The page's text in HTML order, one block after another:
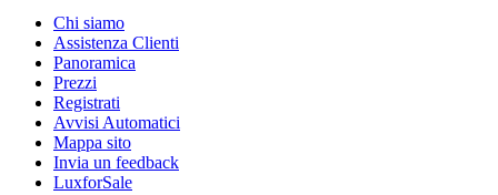
Chi siamo
Assistenza Clienti
Panoramica
Prezzi
Registrati
Avvisi Automatici
Mappa sito
Invia un feedback
LuxforSale